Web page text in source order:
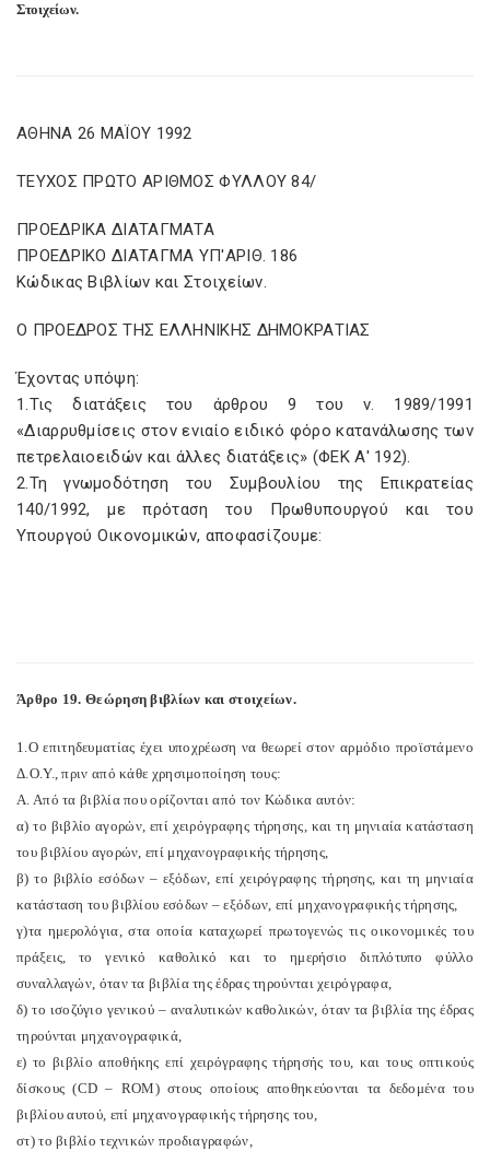
Στοιχείων.
ΑΘΗΝΑ 26 ΜΑΪΟΥ 1992
ΤΕΥΧΟΣ ΠΡΩΤΟ ΑΡΙΘΜΟΣ ΦΥΛΛΟΥ 84/
ΠΡΟΕΔΡΙΚΑ ΔΙΑΤΑΓΜΑΤΑ
ΠΡΟΕΔΡΙΚΟ ΔΙΑΤΑΓΜΑ ΥΠ'ΑΡΙΘ. 186
Κώδικας Βιβλίων και Στοιχείων.
Ο ΠΡΟΕΔΡΟΣ ΤΗΣ ΕΛΛΗΝΙΚΗΣ ΔΗΜΟΚΡΑΤΙΑΣ
Έχοντας υπόψη:
1.Τις διατάξεις του άρθρου 9 του ν. 1989/1991
«Διαρρυθμίσεις στον ενιαίο ειδικό φόρο κατανάλωσης των
πετρελαιοειδών και άλλες διατάξεις» (ΦΕΚ Α' 192).
2.Τη γνωμοδότηση του Συμβουλίου της Επικρατείας
140/1992, με πρόταση του Πρωθυπουργού και του
Υπουργού Οικονομικών, αποφασίζουμε:
Άρθρο 19. Θεώρηση βιβλίων και στοιχείων.
1.Ο επιτηδευματίας έχει υποχρέωση να θεωρεί στον αρμόδιο προϊστάμενο
Δ.Ο.Υ., πριν από κάθε χρησιμοποίηση τους:
Α. Από τα βιβλία που ορίζονται από τον Κώδικα αυτόν:
α) το βιβλίο αγορών, επί χειρόγραφης τήρησης, και τη μηνιαία κατάσταση
του βιβλίου αγορών, επί μηχανογραφικής τήρησης,
β) το βιβλίο εσόδων – εξόδων, επί χειρόγραφης τήρησης, και τη μηνιαία
κατάσταση του βιβλίου εσόδων – εξόδων, επί μηχανογραφικής τήρησης,
γ)τα ημερολόγια, στα οποία καταχωρεί πρωτογενώς τις οικονομικές του
πράξεις, το γενικό καθολικό και το ημερήσιο διπλότυπο φύλλο
συναλλαγών, όταν τα βιβλία της έδρας τηρούνται χειρόγραφα,
δ) το ισοζύγιο γενικού – αναλυτικών καθολικών, όταν τα βιβλία της έδρας
τηρούνται μηχανογραφικά,
ε) το βιβλίο αποθήκης επί χειρόγραφης τήρησής του, και τους οπτικούς
δίσκους (CD – ROM) στους οποίους αποθηκεύονται τα δεδομένα του
βιβλίου αυτού, επί μηχανογραφικής τήρησης του,
στ) το βιβλίο τεχνικών προδιαγραφών,